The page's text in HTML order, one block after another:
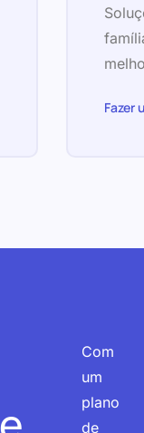
Fazer
Com
um
plano
de